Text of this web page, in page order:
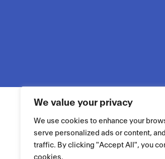
We value your privacy
We use cookies to enhance your
serve personalized ads or content,
traffic. By clicking "Accept All", you